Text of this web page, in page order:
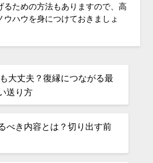
るための方法もありますので、高
ウハウを身につけておきましょ
大丈夫？復縁につながる最
送り方
べき内容とは？切り出す前